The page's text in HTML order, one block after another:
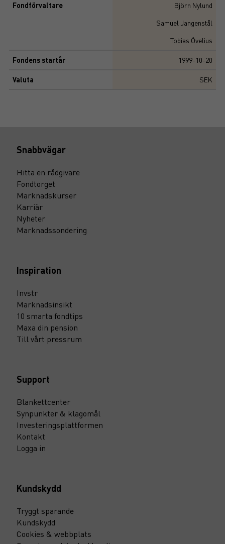
Fondförvaltare
Björn Nylund
Samuel Jangenstål
Tobias Övelius
Fondens startår 1999-10-20
Valuta SEK
Snabbvägar
Hitta en rådgivare
Fondtorget
Marknadskurser
Karriär
Nyheter
Marknadssondering
Inspiration
Invstr
Marknadsinsikt
10 smarta fondtips
Maxa din pension
Till vårt pressrum
Support
Blankettcenter
Synpunkter & klagomål
Investeringsplattformen
Kontakt
Logga in
Kundskydd
Tryggt sparande
Kundskydd
Cookies & webbplats